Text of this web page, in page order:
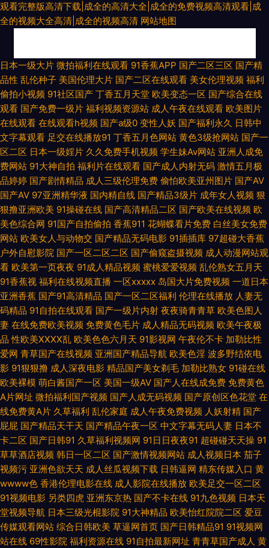
观看完整版高清下载|成全的高清大全|成全的免费视频高清观看|成
全的视频大全高清|成全的视频高清 网站地图
看 操逼电影网 久久瑟色 午夜福利传媒 91熊猫视频 国产精品久久伊人 欧美日
韩中字 91在线看看 国产精品啪啪视频 日韩草逼 尤物视频电影 91视频观看%
伊人成人在线αV 东京热小视频 深夜福利视频网站 avav综合免费 狠狠草
2026 伊人大香蕉小说 九九伊人av 91熟女视频口 黄色电影快播 日本老熟女
HD 91网站网址 第一福利 欧美三级专区 中文字幕上床視頻 成人福利AV 黑丝
美女叼嘿网站 伊人大香蕉AV网 囯产精品久久 欧洲人妻丰满 91操操操吧 中文
字幕上床視頻 日韩色图网 91成人在线视频 美女黄色网 午夜福利456 东京热
床豆 久久伊人热 日本蜜桃91视频 91美女网站 国产精品久久97 人人肏在线视
频 影音先锋亚州精品 欧美综合婷婷 91AV国产精品 福利视频成人网 老司机黄
色网址 综合色网导航 国产视频福利导航 日本色直播 伊人久久国产 ts伪娘网
站 欧美剧在线观看 婷婷涩丁香 成人在线观看伊人 欧美大片aa在线 91处女视
频 超碰人人上人人摸 欧美激情rp 性爱综合区 www99热 色屋国产 av片网站
激情色播导航 熟女福利导航 WWW91传媒 日韩A1电影 91黑丝无码 大香蕉玖
玖乐 欧美强奸 伊人视频在线 超碰人妻97在线 激情色播导航 日本片源午夜av
97在线免费视频 韩黄AA免费 青青草色天堂 影音先锋丝袜诱惑 午夜福利128
av三级网站 韩国操逼剧场 日本免费视频 www黄色片 老湿机撸 日韩三急片
日本一级大片 微拍福利在线观看 91香蕉APP 国产二区三区 国产精
品性 乱伦种子 美国伦理大片 国产二区在线观看 美女伦理视频 福利
偷拍小视频 91社区国产 丁香五月天堂 欧美变态一区 国产综合在线
观看 国产免费一级片 福利视频资源站 成人午夜在线观看 欧美图片
在线观看 在线观看h视频 国产a级0 变性人妖 国产福利永久 日韩中
文字幕观看 足交在线播放91 丁香五月色网站 黄色3级抢网站 国产一
区二区 日本一级婬片 久久免费手机视频 学生妹Av网站 亚洲人成免
费网站 91大神自拍 福利片在线观看 国产成人内射无码 激情五月极
品婷婷 国产剧情精品 成人三级伦理免费 偷怕欧美亚州图片 国产AV
国产AV 97亚洲精华液 国内精自线 国产精品3级片 成年女人视频 狠
狠撸亚洲欧美 91操碰在线 国产高清精品二区 国产欧美在线视频 欧
美色综合网 91国产自拍偷拍 香蕉911 花蝴蝶看片免费 白丝美女免费
网站 欧美女人与动物交 国产精品无码电影 91插插库 97超碰大香蕉
户外自慰影院 国产一区二区二区 国产偷窥盗摄视频 成人动漫网站观
看 欧美第一页夜夜 91成人精品视频 蜜桃爱爱视频 乱伦熟女五月天
91香蕉视 福利在线视频直播 一区xxxxx 岛国大片免费视频 一道日本
亚洲香蕉 国产91高清精品 国产一区二区福利 伦理在线播放 人妻无
码精品 91自拍在线观看 国产一级片内射 夜夜骑青青草 欧美色图人
妻 在线免费欧美视频 免费黄色毛片 成人精品无码视频 欧美午夜极
品 性欧美ⅩⅩⅩⅩ乱 欧美色色六月天 91影视网 午夜伦不卡 加勒比性
爱网 青草国产在线视频 亚洲国产精品导航 欧美色淫 波多野结依电
影 91狠狠撸 成人深夜电影 精品国产美女剃毛 加勒比熟女 91碰在线
欧美裸模 萌白酱国产一区 美国一级AV 国产人在线成免费 免费黄色
A片网址 微拍福利国产视频 国产人成无码视频 国产原创区色花堂 在
线免费黄A片 久草福利 乱伦家庭 成人午夜免费视频 人妖射精 国产
屁屁 国产精品天干天 国产精品午夜一区 中文字幕无码人妻 日本不
卡二区 国产日韩91 久草福利视频网 91日日夜夜91 超碰碰天天操 91
草草酒店视频 韩日一区二区 国产激情视频网站 成人视频日本 茄子
视频污 亚洲色欲天天 成人丝瓜视频下载 日韩逼网 精东传媒入口 黄
wwww色 香港伦理电影在线 成人影院在线播放 欧美足交一区二区
91视频电影 另类四虎 亚洲东京热 国产不卡在线 91九色视频 日本天
堂视频导航 日本三级光棍影院 91大神精品 欧美怡红院院二区 爱豆
传媒观看网站 综合日韩欧美 草逼网首页 国产日韩精品91 91视频网
站在线 69性影院 福利资源在线 91自拍最新网址 青青草国产成人 黄